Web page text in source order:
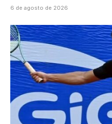
6 de agosto de 2026